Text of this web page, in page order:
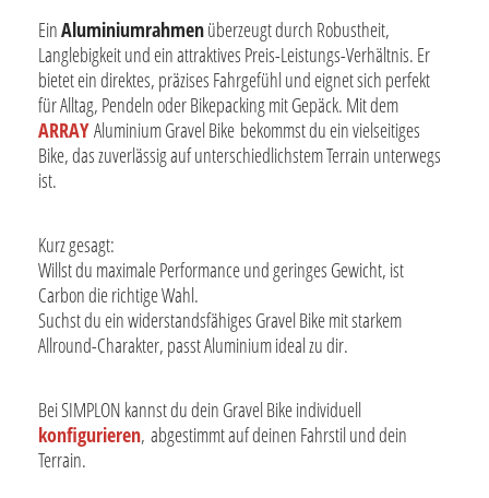
EinAluminiumrahmenüberzeugt durch Robustheit,
Langlebigkeit und ein attraktives Preis-Leistungs-Verhältnis. Er
bietet ein direktes, präzises Fahrgefühl und eignet sich perfekt
für Alltag, Pendeln oder Bikepacking mit Gepäck. Mit dem
ARRAYAluminium Gravel Bike bekommst du ein vielseitiges
Bike, das zuverlässig auf unterschiedlichstem Terrain unterwegs
ist.
Kurz gesagt:
Willst du maximale Performance und geringes Gewicht, ist
Carbon die richtige Wahl.
Suchst du ein widerstandsfähiges Gravel Bike mit starkem
Allround-Charakter, passt Aluminium ideal zu dir.
Bei SIMPLON kannst du dein Gravel Bike individuell
konfigurieren, abgestimmt auf deinen Fahrstil und dein
Terrain.